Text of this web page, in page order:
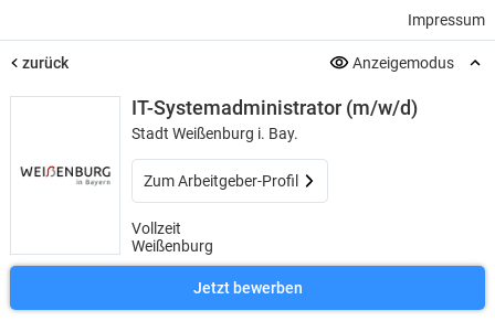
Impressum
zurück Anzeigemodus
IT-Systemadministrator (m/w/d)
Stadt Weißenburg i. Bay.
Zum Arbeitgeber-Profil
Vollzeit
Weißenburg
Jetzt bewerben